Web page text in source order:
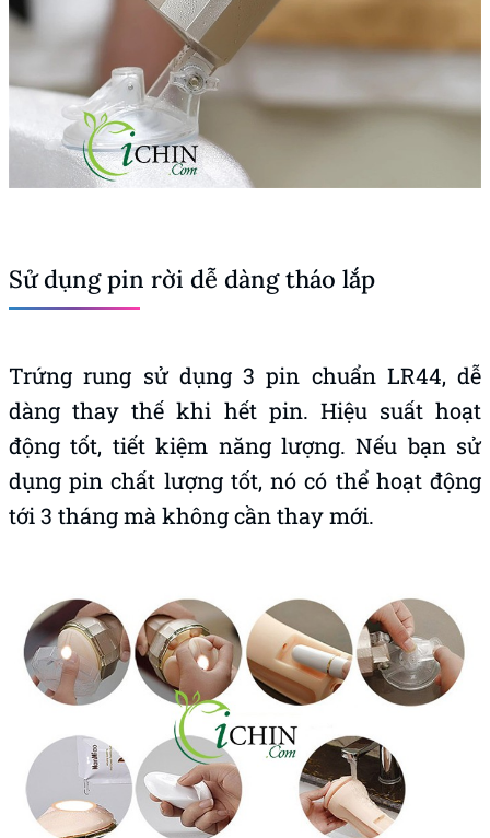
Sử dụng pin rời dễ dàng tháo lắp
Trứng rung sử dụng 3 pin chuẩn LR44, dễ
dàng thay thế khi hết pin. Hiệu suất hoạt
động tốt, tiết kiệm năng lượng. Nếu bạn sử
dụng pin chất lượng tốt, nó có thể hoạt động
tới 3 tháng mà không cần thay mới.